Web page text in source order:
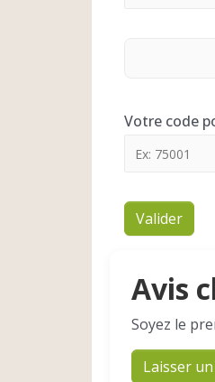
Votre code
Valider
Avis
Soyez le
Laisser